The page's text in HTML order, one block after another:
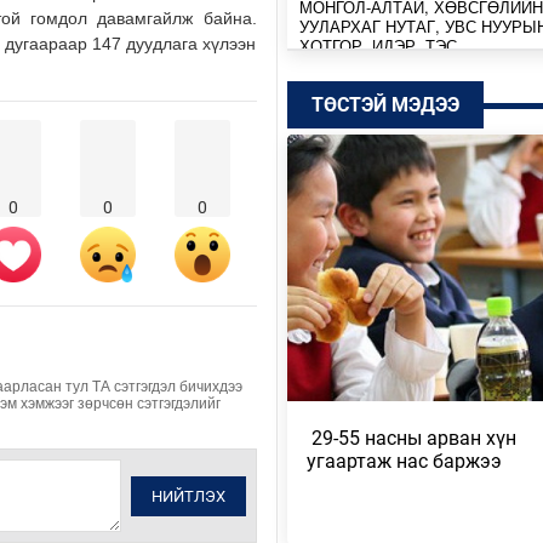
гомдол давамгайлж байна.
147 дуудлага хүлээн
0 0 0
тул ТА сэтгэгдэл бичихдээ
хэмжээг зөрчсөн сэтгэгдэлийг
НИЙТЛЭХ
МОНГОЛ-АЛТАЙ, ХӨВСГӨЛИЙН
УУЛАРХАГ НУТАГ, УВС
ХОТГОР, ИДЭР, ТЭС,…
8 цагийн өмнө
МОНГОЛ-АЛТАЙ, ХӨВСГӨЛИЙН
УУЛАРХАГ НУТАГ, ДОРНОД-
ДАРЬГАНГЫН ТАЛ НУТГААР…
Өчигдөр
УИХ-ЫН ДАРГА С.БЯМБАЦОГТ
АЗИЙН ЭРЭГТЭЙЧҮҮДИЙН
ВОЛЕЙБОЛЫН АВАРГА Ш…
Өчигдөр
МОНГОЛ УЛС COP17-Д ТАЛ
ТӨЛӨВЛӨГӨӨГӨӨ
Өчигдөр
ТӨСТЭЙ МЭДЭЭ
​ 29-55 насны арван хүн
угаартаж нас баржээ